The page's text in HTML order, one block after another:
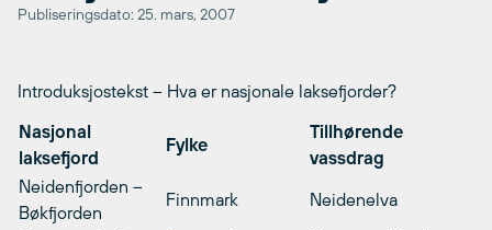
Publiseringsdato: 25. mars, 2007
Introduksjostekst – Hva er nasjonale laksefjorder?
Nasjonal
laksefjord
Fylke
Tillhørende
vassdrag
Neidenfjorden –
Bøkfjorden
Finnmark Neidenelva